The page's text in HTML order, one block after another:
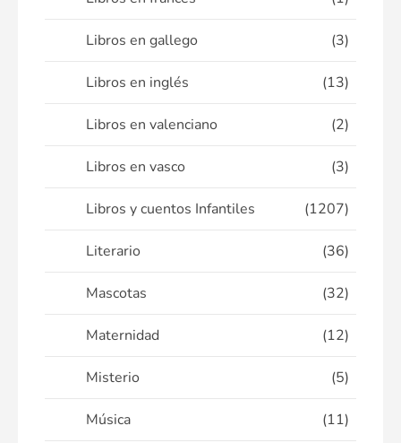
Libros en gallego (3)
Libros en inglés (13)
Libros en valenciano (2)
Libros en vasco (3)
Libros y cuentos Infantiles (1207)
Literario (36)
Mascotas (32)
Maternidad (12)
Misterio (5)
Música (11)